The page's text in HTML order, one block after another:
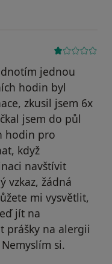
jednou
hodin byl
zkusil jsem 6x
jsem do půl
hodin pro
když
navštívit
vzkaz, žádná
mi vysvětlit,
jít na
prášky na alergii
si.